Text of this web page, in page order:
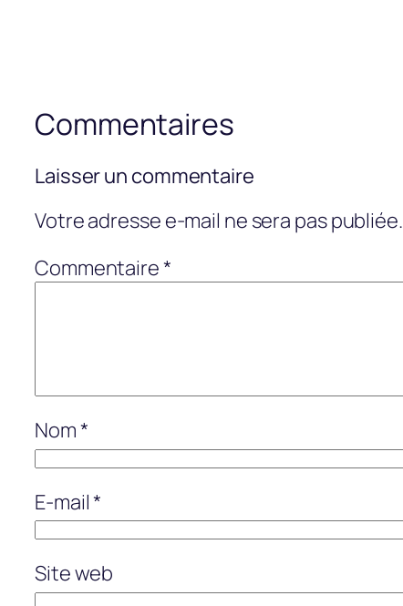
Commentaires
Laisser un commentaire
Votre adresse e-mail ne sera pas publiée.
Commentaire*
Nom*
E-mail*
Site web